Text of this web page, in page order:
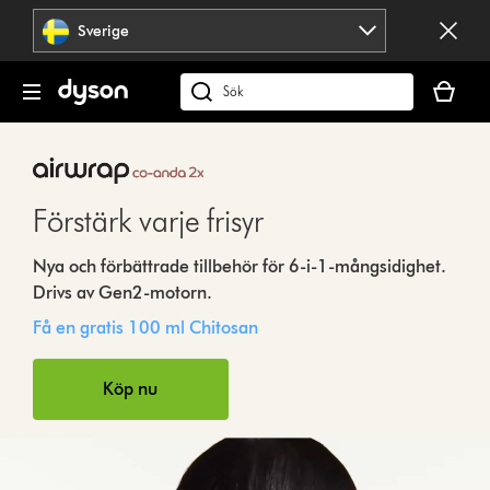
Hoppa
navigering
Sverige
Sök
på
är
tom
video
Förstärk varje frisyr
Nya och förbättrade tillbehör för 6-i-1-mångsidighet.
Drivs av Gen2-motorn.
Få en gratis 100 ml Chitosan
Köp nu